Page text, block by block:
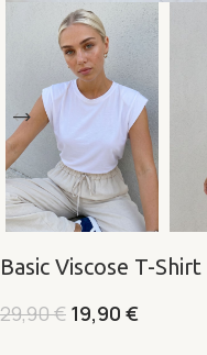
Basic Viscose T-
29,90€ 19,90 €